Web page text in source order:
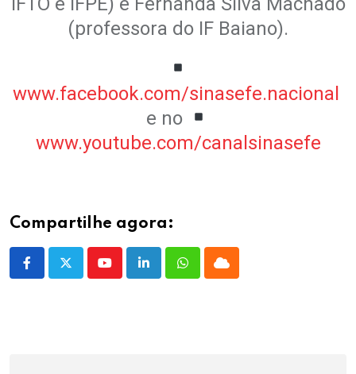
(professora do IF Baiano).
www.facebook.com/sinasefe.nacional
e no
www.youtube.com/canalsinasefe
Compartilhe agora:
YoutubeLinkedInWhatsappCloud